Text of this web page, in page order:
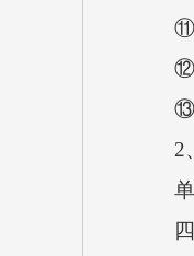
⑪资
⑫资
⑬对
2、
单位
四、